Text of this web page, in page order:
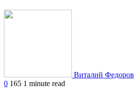
Виталий Федоров
0 165 1 minute read